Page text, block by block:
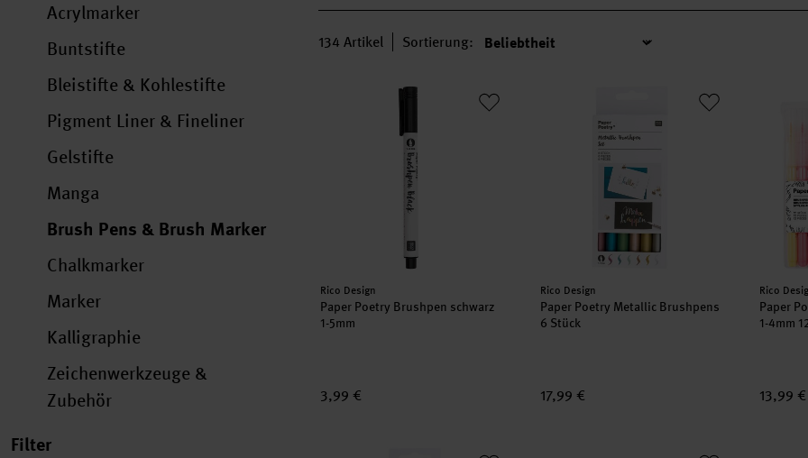
Acrylmarker
Buntstifte
Bleistifte & Kohlestifte
Pigment Liner & Fineliner
Gelstifte
Manga
Brush Pens & Brush Marker
Chalkmarker
Marker
Kalligraphie
Zeichenwerkzeuge &
Zubehör
Filter
134 Artikel Sortierung:
Paper Poetry Brushpen schwarz 1-5mm
Hersteller:
Rico Design
Paper Poetry Brushpen schwarz
1-5mm
3,99 €
Hersteller:
Rico Design
Paper Poetry Metallic Brushpens
6 Stück
17,99 €
Rico
Paper
1-4mm
13,99 €